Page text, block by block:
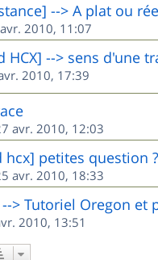
--> A plat ou
2010, 11:07
HCX] --> sens d'une
2010, 17:39
avr. 2010, 12:03
hcx] petites question ?
avr. 2010, 18:33
> Tutoriel Oregon et
2010, 13:51